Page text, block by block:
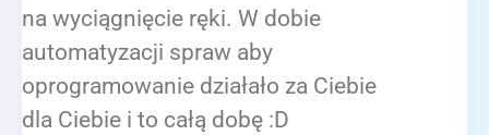
na wyciągnięcie ręki. W dobie
automatyzacji spraw aby
oprogramowanie działało za Ciebie
dla Ciebie i to całą dobę :D